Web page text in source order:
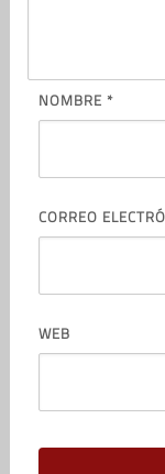
NOMBRE *
CORREO
WEB